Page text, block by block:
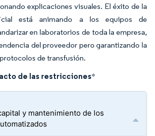
explicaciones visuales. El éxito de la
está animando a los equipos de
en laboratorios de toda la empresa,
del proveedor pero garantizando la
de transfusión.
de las restricciones*
y mantenimiento de los